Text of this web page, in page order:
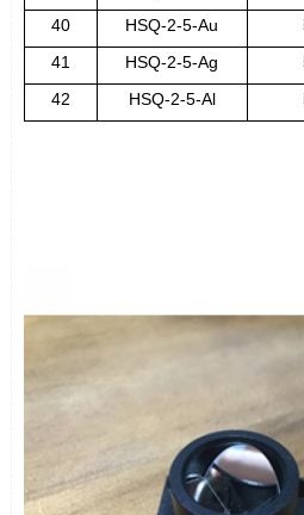
40
HSQ-2-5-Au
41
HSQ-2-5-Ag
42
HSQ-2-5-Al